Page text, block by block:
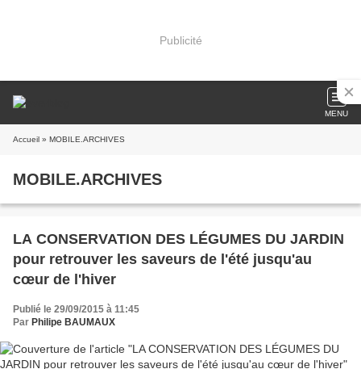
Publicité
MENU
Accueil » MOBILE.ARCHIVES
MOBILE.ARCHIVES
LA CONSERVATION DES LÉGUMES DU JARDIN
pour retrouver les saveurs de l'été jusqu'au
cœur de l'hiver
Publié le 29/09/2015 à 11:45
Par Philipe BAUMAUX